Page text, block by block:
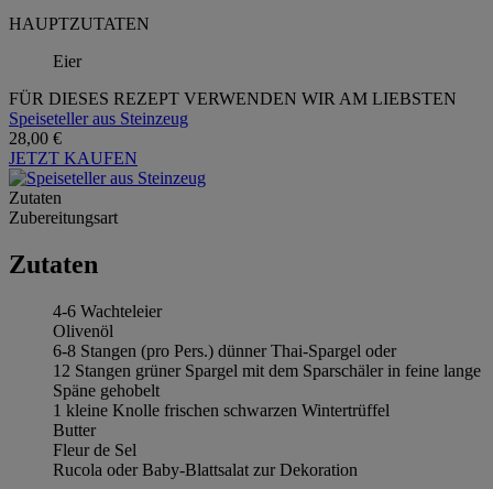
HAUPTZUTATEN
Eier
FÜR DIESES REZEPT VERWENDEN WIR AM LIEBSTEN
Speiseteller aus Steinzeug
28,00 €
JETZT KAUFEN
Zutaten
Zubereitungsart
Zutaten
4-6 Wachteleier
Olivenöl
6-8 Stangen (pro Pers.) dünner Thai-Spargel oder
12 Stangen grüner Spargel mit dem Sparschäler in feine lange
Späne gehobelt
1 kleine Knolle frischen schwarzen Wintertrüffel
Butter
Fleur de Sel
Rucola oder Baby-Blattsalat zur Dekoration